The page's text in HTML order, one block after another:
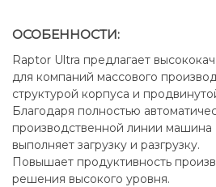
ОСОБЕННОСТИ:
Raptor Ultra предлагает
для компаний массового
структурой корпуса и
Благодаря полностью
производственной линии машина
выполняет загрузку и разгрузку.
Повышает продуктивность
решения высокого уровня.